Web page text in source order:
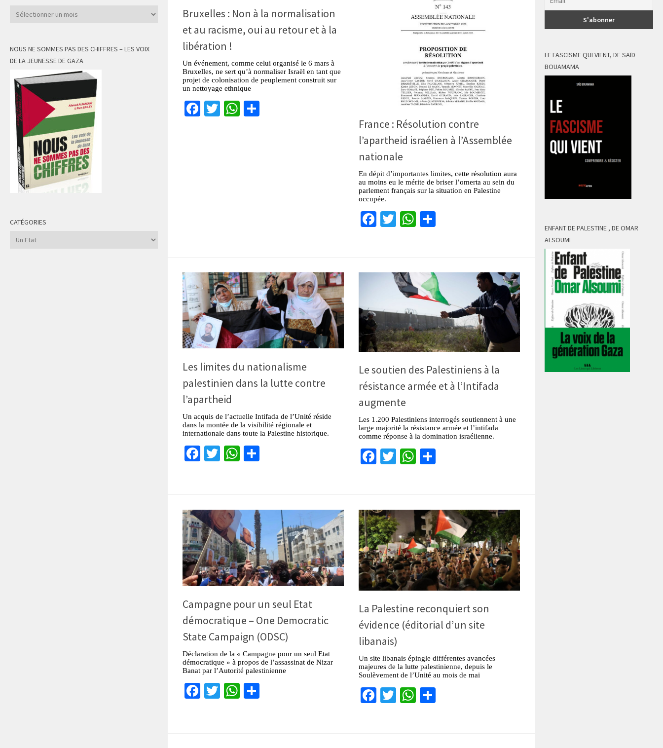
Bruxelles : Non à la normalisation
et au racisme, oui au retour et à la
libération !
Un événement, comme celui organisé le 6 mars à
Bruxelles, ne sert qu’à normaliser Israël en tant que
projet de colonisation de peuplement construit sur
un nettoyage ethnique
Facebook
TwitterWhatsApp
France : Résolution contre
l’apartheid israélien à l’Assemblée
nationale
En dépit d’importantes limites, cette résolution aura
au moins eu le mérite de briser l’omerta au sein du
parlement français sur la situation en Palestine
occupée.
Facebook
TwitterWhatsApp
Les limites du nationalisme
palestinien dans la lutte contre
l’apartheid
Un acquis de l’actuelle Intifada de l’Unité réside
dans la montée de la visibilité régionale et
internationale dans toute la Palestine historique.
Facebook
TwitterWhatsApp
Le soutien des Palestiniens à la
résistance armée et à l’Intifada
augmente
Les 1.200 Palestiniens interrogés soutiennent à une
large majorité la résistance armée et l’intifada
comme réponse à la domination israélienne.
Facebook
TwitterWhatsApp
Campagne pour un seul Etat
démocratique – One Democratic
State Campaign (ODSC)
Déclaration de la « Campagne pour un seul Etat
démocratique » à propos de l’assassinat de Nizar
Banat par l’Autorité palestinienne
Facebook
TwitterWhatsApp
La Palestine reconquiert son
évidence (éditorial d’un site
libanais)
Un site libanais épingle différentes avancées
majeures de la lutte palestinienne, depuis le
Soulèvement de l’Unité au mois de mai
Facebook
TwitterWhatsApp
Archives
NOUS NE SOMMES PAS DES CHIFFRES – LES VOIX
DE LA JEUNESSE DE GAZA
CATÉGORIES
Catégories
LE FASCISME QUI VIENT, DE SAÏD
BOUAMAMA
ENFANT DE PALESTINE , DE OMAR
ALSOUMI